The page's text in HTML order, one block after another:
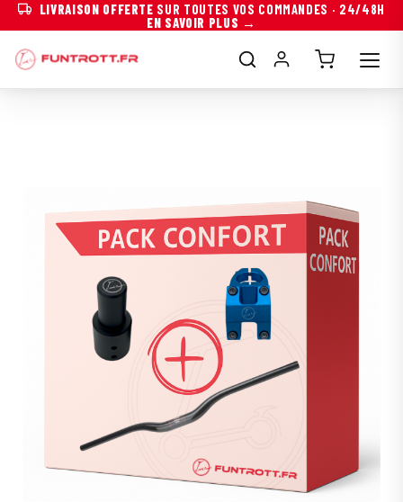
LIVRAISON OFFERTE SUR TOUTES VOS COMMANDES · 24/48H
EN SAVOIR PLUS →